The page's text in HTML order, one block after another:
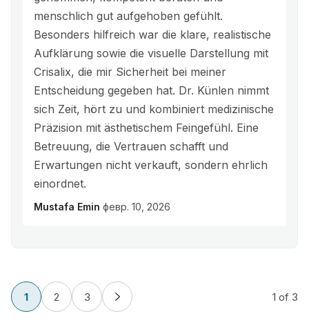
menschlich gut aufgehoben gefühlt.
Besonders hilfreich war die klare, realistische
Aufklärung sowie die visuelle Darstellung mit
Crisalix, die mir Sicherheit bei meiner
Entscheidung gegeben hat. Dr. Künlen nimmt
sich Zeit, hört zu und kombiniert medizinische
Präzision mit ästhetischem Feingefühl. Eine
Betreuung, die Vertrauen schafft und
Erwartungen nicht verkauft, sondern ehrlich
einordnet.
Mustafa Emin февр. 10, 2026
1 2 3 1 of 3